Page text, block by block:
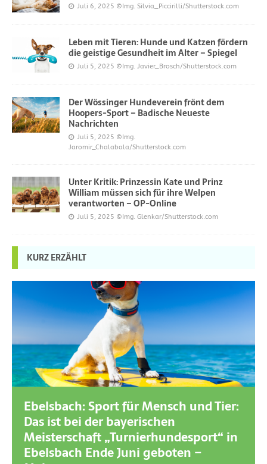
Juli 6, 2025 ©Img. Silvia_Piccirilli/Shutterstock.com
Leben mit Tieren: Hunde und Katzen fördern
die geistige Gesundheit im Alter – Spiegel
Juli 5, 2025 ©Img. Javier_Brosch/Shutterstock.com
Der Wössinger Hundeverein frönt dem
Hoopers-Sport – Badische Neueste
Nachrichten
Juli 5, 2025 ©Img.
Jaromir_Chalabala/Shutterstock.com
Unter Kritik: Prinzessin Kate und Prinz
William müssen sich für ihre Welpen
verantworten – OP-Online
Juli 5, 2025 ©Img. Glenkar/Shutterstock.com
KURZ ERZÄHLT
Ebelsbach: Sport für Mensch und Tier:
Das ist bei der bayerischen
Meisterschaft „Turnierhundesport“ in
Ebelsbach Ende Juni geboten –